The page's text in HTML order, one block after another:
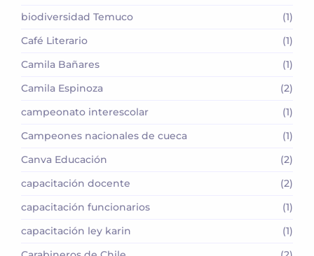
biodiversidad Temuco
(1)
Café Literario
(1)
Camila Bañares
(1)
Camila Espinoza
(2)
campeonato interescolar
(1)
Campeones nacionales de cueca
(1)
Canva Educación
(2)
capacitación docente
(2)
capacitación funcionarios
(1)
capacitación ley karin
(1)